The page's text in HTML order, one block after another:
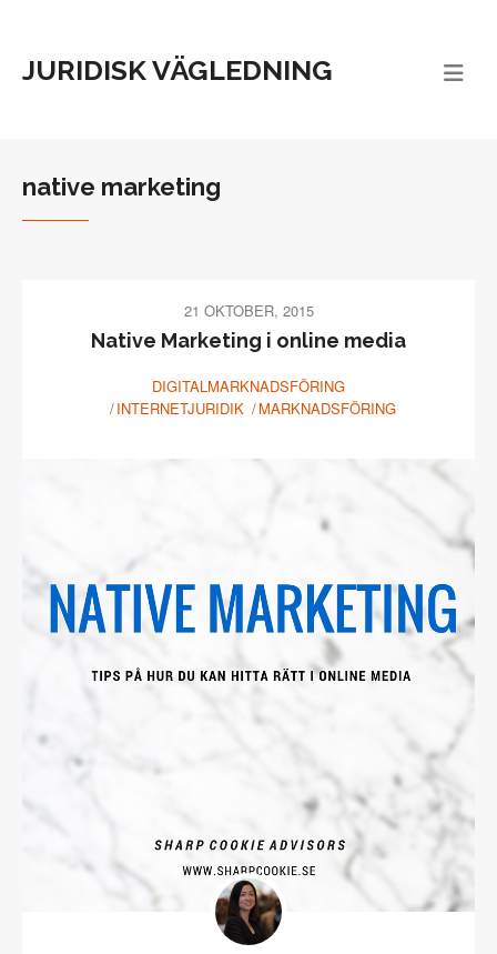
JURIDISK VÄGLEDNING
native marketing
21 OKTOBER, 2015
Native Marketing i online media
DIGITALMARKNADSFÖRING
INTERNETJURIDIK
MARKNADSFÖRING